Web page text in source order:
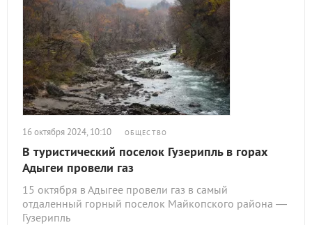
16 октября 2024, 10:10 ОБЩЕСТВО
В туристический поселок Гузерипль в горах
Адыгеи провели газ
15 октября в Адыгее провели газ в самый
отдаленный горный поселок Майкопского района —
Гузерипль